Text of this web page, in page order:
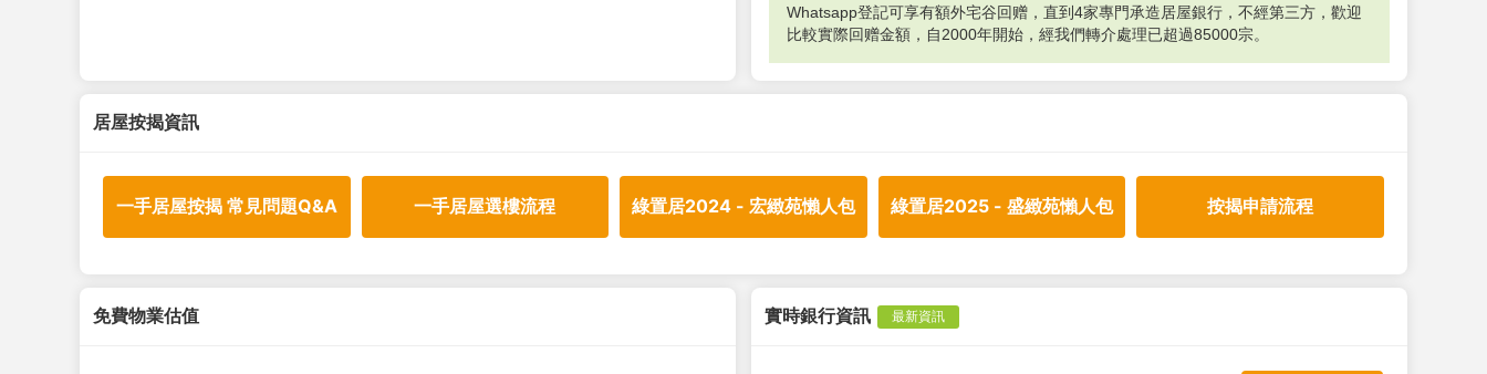
Whatsapp登記可享有額外宅谷回赠，直到4家專門承造居屋銀行，不經第三方，歡迎
比較實際回赠金額，自2000年開始，經我們轉介處理已超過85000宗。
居屋按揭資訊
一手居屋按揭 常見問題Q&A 一手居屋選樓流程 綠置居2024 - 宏緻苑懶人包 綠置居2025 - 盛緻苑懶人包 按揭申請流程
免費物業估值 實時銀行資訊 最新資訊